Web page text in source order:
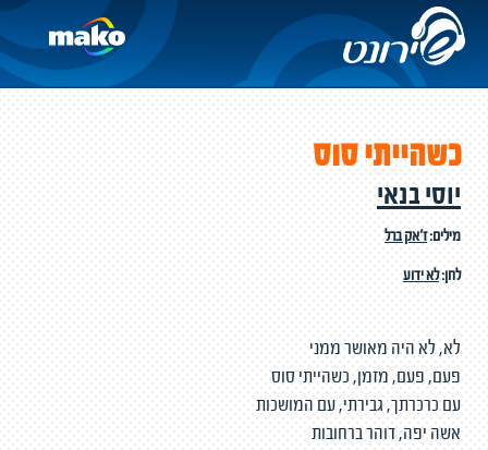
כשהייתי סוס
יוסי בנאי
מילים:ז'אק ברל
לחן:לא ידוע
לא, לא היה מאושר ממני
פעם, פעם, מזמן, כשהייתי סוס
עם כרכרתך, גבירתי, עם המושכות
אשה יפה, דוהר ברחובות